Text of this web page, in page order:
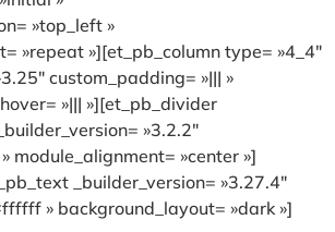
»top_left »
»repeat »][et_pb_column type= »4_4″
custom_padding= »||| »
»||| »][et_pb_divider
»3.2.2″
module_alignment= »center »]
_builder_version= »3.27.4″
» background_layout= »dark »]